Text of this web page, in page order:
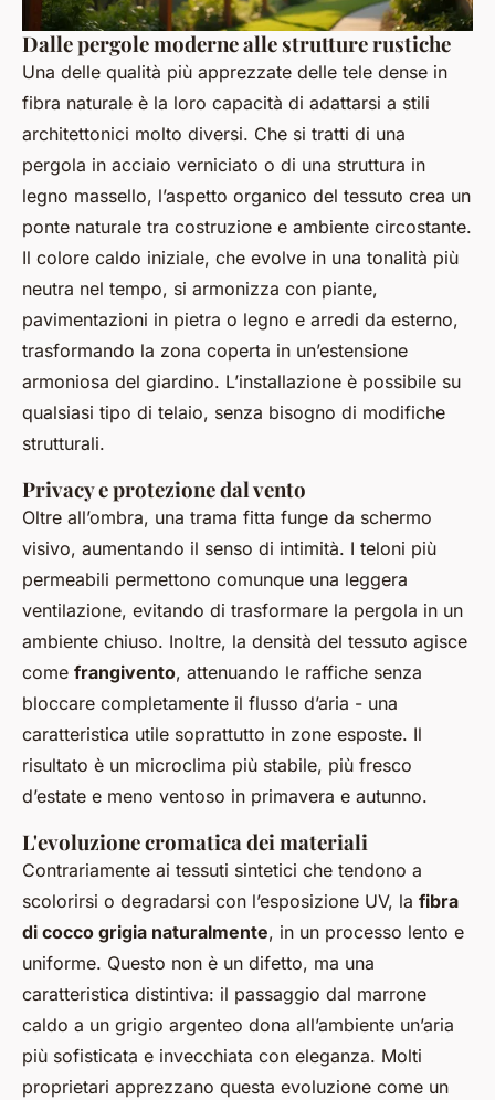
Dalle pergole moderne alle strutture rustiche
Una delle qualità più apprezzate delle tele dense in
fibra naturale è la loro capacità di adattarsi a stili
architettonici molto diversi. Che si tratti di una
pergola in acciaio verniciato o di una struttura in
legno massello, l’aspetto organico del tessuto crea un
ponte naturale tra costruzione e ambiente circostante.
Il colore caldo iniziale, che evolve in una tonalità più
neutra nel tempo, si armonizza con piante,
pavimentazioni in pietra o legno e arredi da esterno,
trasformando la zona coperta in un’estensione
armoniosa del giardino. L’installazione è possibile su
qualsiasi tipo di telaio, senza bisogno di modifiche
strutturali.
Privacy e protezione dal vento
Oltre all’ombra, una trama fitta funge da schermo
visivo, aumentando il senso di intimità. I teloni più
permeabili permettono comunque una leggera
ventilazione, evitando di trasformare la pergola in un
ambiente chiuso. Inoltre, la densità del tessuto agisce
come frangivento, attenuando le raffiche senza
bloccare completamente il flusso d’aria - una
caratteristica utile soprattutto in zone esposte. Il
risultato è un microclima più stabile, più fresco
d’estate e meno ventoso in primavera e autunno.
L'evoluzione cromatica dei materiali
Contrariamente ai tessuti sintetici che tendono a
scolorirsi o degradarsi con l’esposizione UV, la fibra
di cocco grigia naturalmente, in un processo lento e
uniforme. Questo non è un difetto, ma una
caratteristica distintiva: il passaggio dal marrone
caldo a un grigio argenteo dona all’ambiente un’aria
più sofisticata e invecchiata con eleganza. Molti
proprietari apprezzano questa evoluzione come un